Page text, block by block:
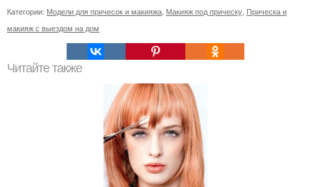
Категории: Модели для причесок и макияжа Макияж под прическу Прическа и
макияж с выездом на дом
Читайте также